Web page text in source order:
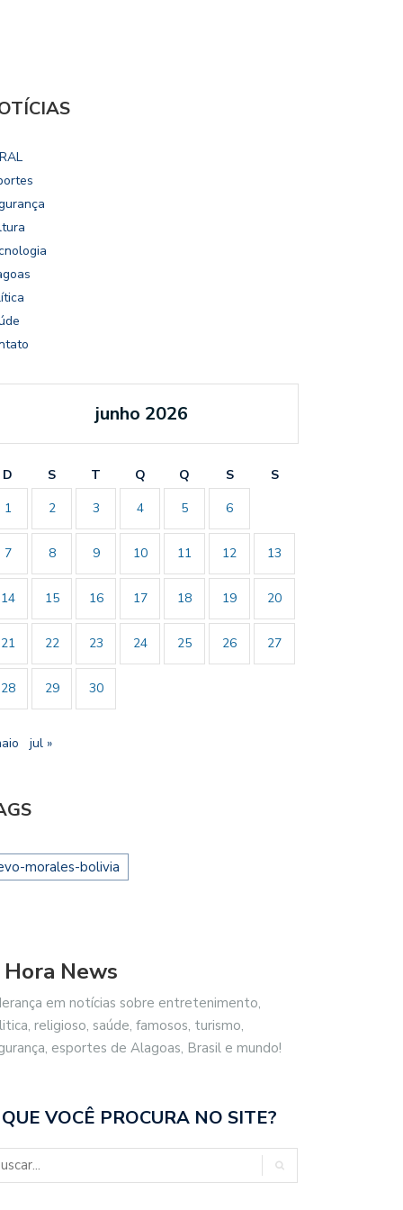
junho 2026
D S T Q Q S
S
1
2 3 4 5 6
7 8 9 10 11 12 13
14 15 16 17 18 19 20
21 22 23 24 25 26 27
28 29 30
jul »
morales-bolivia
News
em notícias sobre entretenimento,
religioso, saúde, famosos, turismo,
esportes de Alagoas, Brasil e mundo!
VOCÊ PROCURA NO SITE?